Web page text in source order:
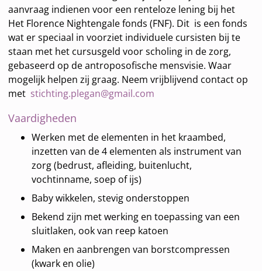
aanvraag indienen voor een renteloze lening bij het
Het Florence Nightengale fonds (FNF). Dit is een fonds
wat er speciaal in voorziet individuele cursisten bij te
staan met het cursusgeld voor scholing in de zorg,
gebaseerd op de antroposofische mensvisie. Waar
mogelijk helpen zij graag. Neem vrijblijvend contact op
met stichting.plegan@gmail.com
Vaardigheden
Werken met de elementen in het kraambed,
inzetten van de 4 elementen als instrument van
zorg (bedrust, afleiding, buitenlucht,
vochtinname, soep of ijs)
Baby wikkelen, stevig onderstoppen
Bekend zijn met werking en toepassing van een
sluitlaken, ook van reep katoen
Maken en aanbrengen van borstcompressen
(kwark en olie)